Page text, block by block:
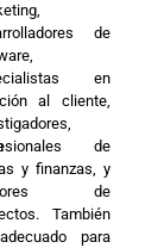
de
en
al cliente,
de
y finanzas, y
de
También
para